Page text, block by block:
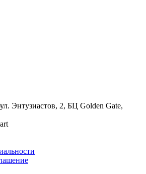
Энтузиастов, 2, БЦ Golden Gate,